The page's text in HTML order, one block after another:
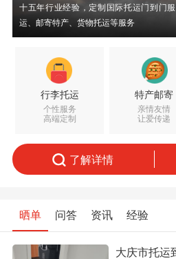
十五年行业经验，定制国际托运门到门
运、邮寄特产、货物托运等服务
行李托运
个性服务
高端定制
特产邮寄
亲情友情
让爱传递
了解详情
晒单 问答 资讯 经验
大庆市托运